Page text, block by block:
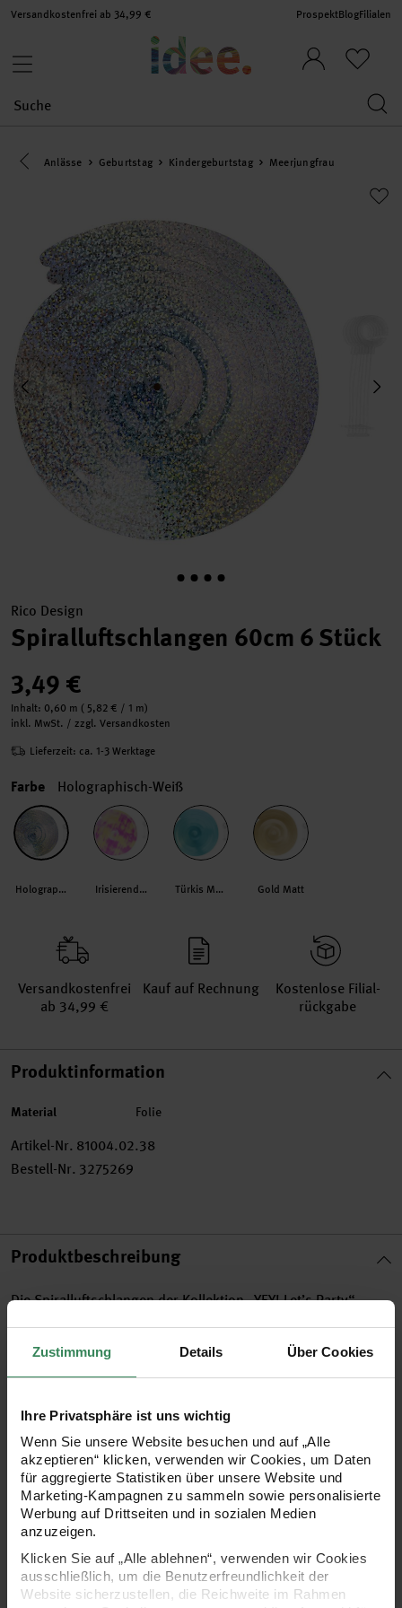
Zustimmung Details Über Cookies
Ihre Privatsphäre ist uns wichtig
Wenn Sie unsere Website besuchen und auf „Alle
akzeptieren“ klicken, verwenden wir Cookies, um Daten
für aggregierte Statistiken über unsere Website und
Marketing-Kampagnen zu sammeln sowie personalisierte
Werbung auf Drittseiten und in sozialen Medien
anzuzeigen.
Klicken Sie auf „Alle ablehnen“, verwenden wir Cookies
ausschließlich, um die Benutzerfreundlichkeit der
Website sicherzustellen, die Reichweite im Rahmen
Versandkostenfrei ab 34,99 € ProspektBlogFilialen
Eine Kategorie zurück navigieren
Anlässe Geburtstag Kindergeburtstag Meerjungfrau
Rico Design
Spiralluftschlangen 60cm 6 Stück
3,49 €
Inhalt: 0,60 m ( 5,82 € / 1 m)
inkl. MwSt. / zzgl. Versandkosten
Lieferzeit: ca. 1-3 Werktage
Farbe Holographisch-Weiß
Holographisch-Weiß Irisierend-Weiß Türkis Matt Gold Matt
Versand­kosten­frei
ab 34,99 €
Kauf auf Rechnung
Kosten­lose Filial­
rückgabe
Produktinformation
Material Folie
Artikel-Nr. 81004.02.38
Bestell-Nr. 3275269
Produktbeschreibung
Die Spiralluftschlangen der Kollektion „YEY! Let’s Party“
zeichnen sich durch einen tollen Farbmix aus. Die
spiralförmigen Luftschlangen sind leicht zu entfalten und
bereits mit einem zierlichen Aufhänger versehen. Sie hängen
sich nicht aus und bleiben in der Form. Die Spiralen sind eine
tolle Partydekoration zu diversen Anlässen.
Inhalt: 6 Spiralluftschlangen
Material: Folie
Länge: ca. 60 cm
mit Aufhängern
formstabil